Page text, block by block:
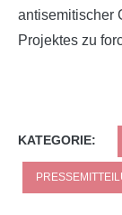
antisemitischer
Projektes zu
KATEGORIE: